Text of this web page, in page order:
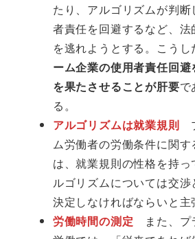
たり、アルゴリズムが判
者責任を回避するなど、
を逃れようとする。こうし
ーム企業の使用者責任回
を果たさせることが肝要で
る。
アルゴリズムは就業規則
ム労働者の労働条件に関
は、就業規則の性格を持
ルゴリズムについては交渉
決定しなければならいと主
労働時間の測定 また、プ